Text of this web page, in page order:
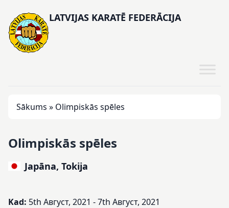
LATVIJAS KARATĒ FEDERĀCIJA
Sākums » Olimpiskās spēles
Olimpiskās spēles
Japāna, Tokija
Kad: 5th Август, 2021 - 7th Август, 2021